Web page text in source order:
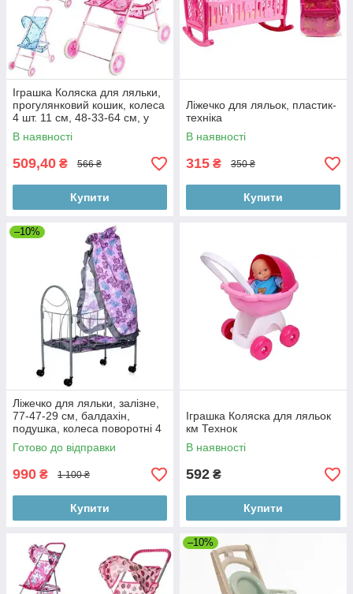
Іграшка Коляска для ляльки,
прогулянковий кошик, колеса
4 шт. 11 см, 48-33-64 см, у
кульці, 60-32-7 см
В наявності
509,40 ₴ 566 ₴
Купити
Ліжечко для ляльок, пластик-
техніка
В наявності
315 ₴ 350 ₴
Купити
–10%
Ліжечко для ляльки, залізне,
77-47-29 см, балдахін,
подушка, колеса поворотні 4
шт.
Готово до відправки
990 ₴ 1 100 ₴
Купити
Іграшка Коляска для ляльок
км Технок
В наявності
592 ₴
Купити
–10%